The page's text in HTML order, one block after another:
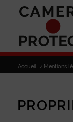
Accueil / Mentions